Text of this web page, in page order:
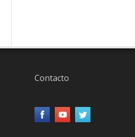
Contacto